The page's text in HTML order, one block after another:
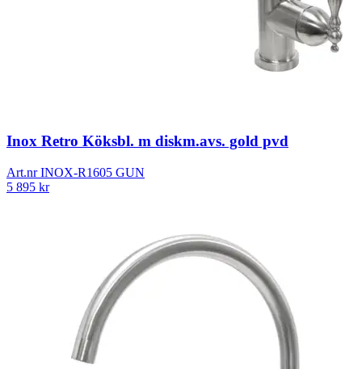
Inox Retro Köksbl. m diskm.avs. gold pvd
Art.nrINOX-R1605 GUN
5 895 kr